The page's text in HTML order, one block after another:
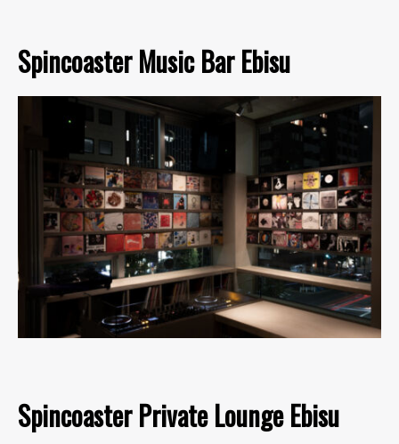
Spincoaster Music Bar Ebisu
Spincoaster Private Lounge Ebisu